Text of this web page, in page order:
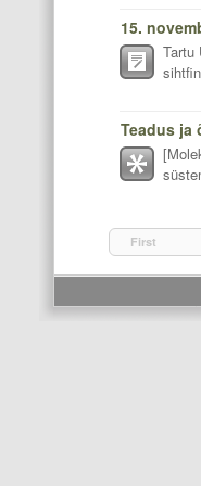
15.
Tartu
Teadus ja
First